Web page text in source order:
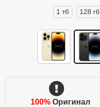
1 тб 128 гб
100% Оригинал